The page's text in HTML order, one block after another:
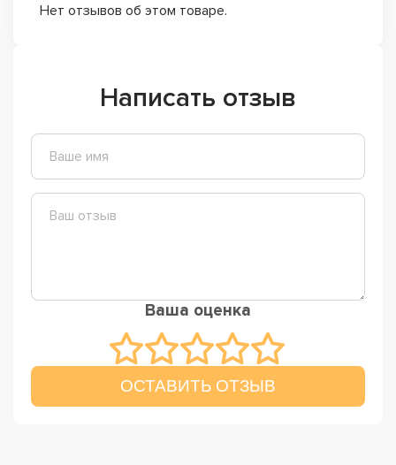
Нет отзывов об этом товаре.
Написать отзыв
Ваша оценка
ОСТАВИТЬ ОТЗЫВ